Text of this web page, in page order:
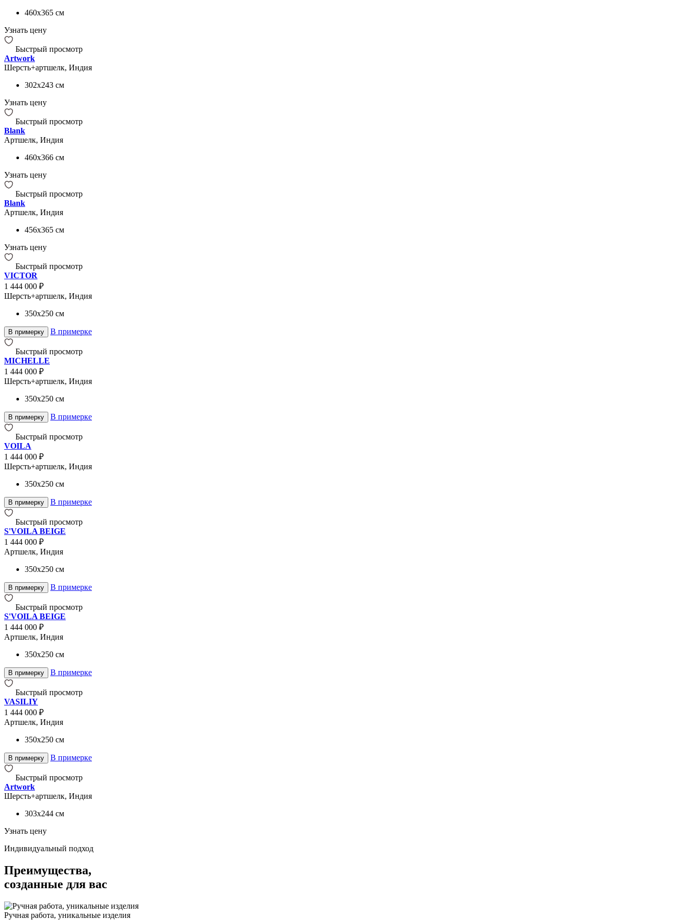
460x365 см
Узнать цену
Быстрый просмотр
Artwork
Шерсть+артшелк, Индия
302x243 см
Узнать цену
Быстрый просмотр
Blank
Артшелк, Индия
460x366 см
Узнать цену
Быстрый просмотр
Blank
Артшелк, Индия
456x365 см
Узнать цену
Быстрый просмотр
VICTOR
1 444 000 ₽
Шерсть+артшелк, Индия
350x250 см
В примерку В примерке
Быстрый просмотр
MICHELLE
1 444 000 ₽
Шерсть+артшелк, Индия
350x250 см
В примерку В примерке
Быстрый просмотр
VOILA
1 444 000 ₽
Шерсть+артшелк, Индия
350x250 см
В примерку В примерке
Быстрый просмотр
S'VOILA BEIGE
1 444 000 ₽
Артшелк, Индия
350x250 см
В примерку В примерке
Быстрый просмотр
S'VOILA BEIGE
1 444 000 ₽
Артшелк, Индия
350x250 см
В примерку В примерке
Быстрый просмотр
VASILIY
1 444 000 ₽
Артшелк, Индия
350x250 см
В примерку В примерке
Быстрый просмотр
Artwork
Шерсть+артшелк, Индия
303x244 см
Узнать цену
Индивидуальный подход
Преимущества,
созданные для вас
Ручная работа, уникальные изделия